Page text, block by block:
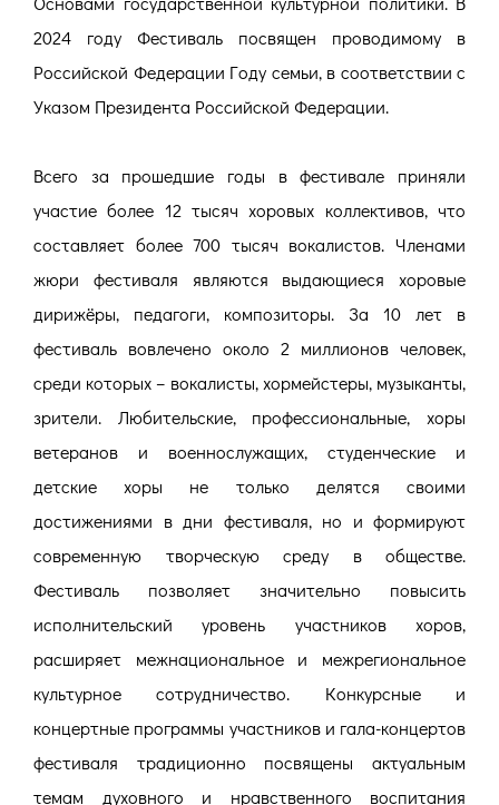
2024 году Фестиваль посвящен проводимому в
Российской Федерации Году семьи, в соответствии с
Указом Президента Российской Федерации.
Всего за прошедшие годы в фестивале приняли
участие более 12 тысяч хоровых коллективов, что
составляет более 700 тысяч вокалистов. Членами
жюри фестиваля являются выдающиеся хоровые
дирижёры, педагоги, композиторы. За 10 лет в
фестиваль вовлечено около 2 миллионов человек,
среди которых – вокалисты, хормейстеры, музыканты,
зрители. Любительские, профессиональные, хоры
ветеранов и военнослужащих, студенческие и
детские хоры не только делятся своими
достижениями в дни фестиваля, но и формируют
современную творческую среду в обществе.
Фестиваль позволяет значительно повысить
исполнительский уровень участников хоров,
расширяет межнациональное и межрегиональное
культурное сотрудничество. Конкурсные и
концертные программы участников и гала-концертов
фестиваля традиционно посвящены актуальным
темам духовного и нравственного воспитания